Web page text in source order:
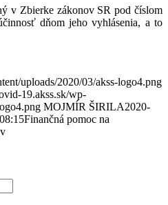
v Zbierke zákonov SR pod číslom
dňom jeho vyhlásenia, a to
uploads/2020/03/akss-logo4.png
19.akss.sk/wp-
MOJMÍR ŠIRILA2020-
Finančná pomoc na